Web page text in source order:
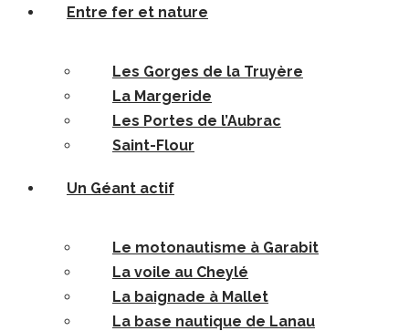
Entre fer et nature
Les Gorges de la Truyère
La Margeride
Les Portes de l’Aubrac
Saint-Flour
Un Géant actif
Le motonautisme à Garabit
La voile au Cheylé
La baignade à Mallet
La base nautique de Lanau